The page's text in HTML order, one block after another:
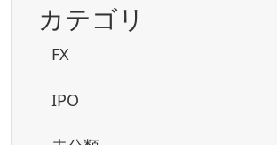
カテゴリ
FX
IPO